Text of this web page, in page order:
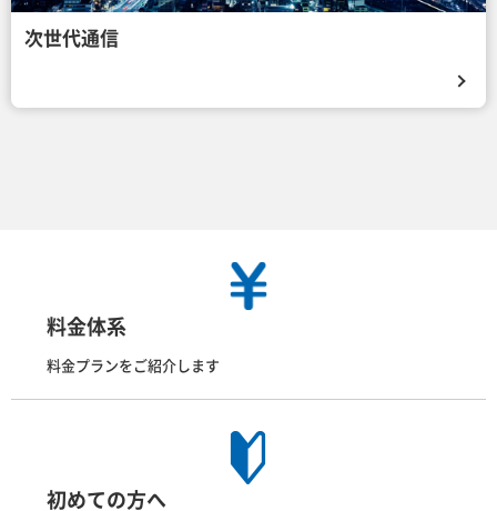
次世代通信
料金体系
料金プランをご紹介します
初めての方へ